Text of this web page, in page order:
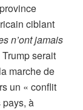
ciblant
n’ont jamais
serait
marche de
un « conflit
à